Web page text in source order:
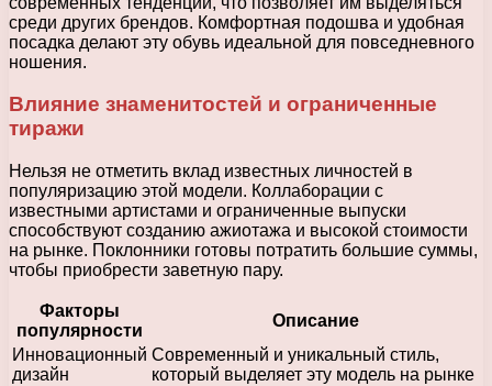
среди других брендов. Комфортная подошва и удобная
посадка делают эту обувь идеальной для повседневного
ношения.
Влияние знаменитостей и ограниченные
тиражи
Нельзя не отметить вклад известных личностей в
популяризацию этой модели. Коллаборации с
известными артистами и ограниченные выпуски
способствуют созданию ажиотажа и высокой стоимости
на рынке. Поклонники готовы потратить большие суммы,
чтобы приобрести заветную пару.
Факторы
популярности
Описание
Инновационный
дизайн
Современный и уникальный стиль,
который выделяет эту модель на рынке